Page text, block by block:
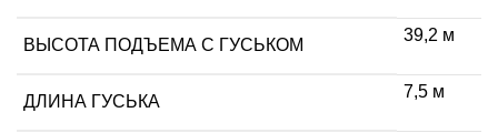
ВЫСОТА ПОДЪЕМА С ГУСЬКОМ
39,2 м
ДЛИНА ГУСЬКА
7,5 м